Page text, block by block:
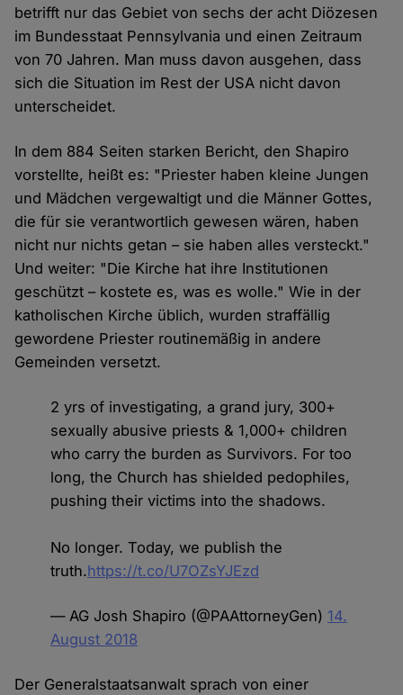
betrifft nur das Gebiet von sechs der acht Diözesen
im Bundesstaat Pennsylvania und einen Zeitraum
von 70 Jahren. Man muss davon ausgehen, dass
sich die Situation im Rest der USA nicht davon
unterscheidet.
In dem 884 Seiten starken Bericht, den Shapiro
vorstellte, heißt es: "Priester haben kleine Jungen
und Mädchen vergewaltigt und die Männer Gottes,
die für sie verantwortlich gewesen wären, haben
nicht nur nichts getan – sie haben alles versteckt."
Und weiter: "Die Kirche hat ihre Institutionen
geschützt – kostete es, was es wolle." Wie in der
katholischen Kirche üblich, wurden straffällig
gewordene Priester routinemäßig in andere
Gemeinden versetzt.
2 yrs of investigating, a grand jury, 300+
sexually abusive priests & 1,000+ children
who carry the burden as Survivors. For too
long, the Church has shielded pedophiles,
pushing their victims into the shadows.
No longer. Today, we publish the
truth.https://t.co/U7OZsYJEzd
— AG Josh Shapiro (@PAAttorneyGen) 14.
August 2018
Der Generalstaatsanwalt sprach von einer